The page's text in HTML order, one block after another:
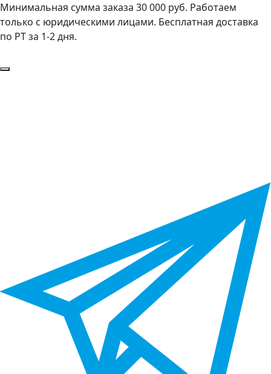
Минимальная сумма заказа 30 000 руб. Работаем
только с юридическими лицами. Бесплатная доставка
по РТ за 1-2 дня.